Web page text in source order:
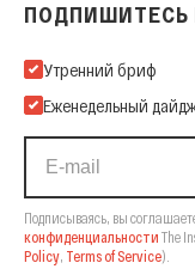
ПОДПИШИТЕСЬ
Подпишитесь на нашу
Утренний бриф
Еженедельный
Подписываясь, вы
конфиденциальности The
Policy, Terms of Service).